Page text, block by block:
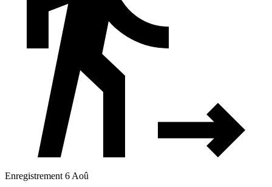
Enregistrement 6 Aoû